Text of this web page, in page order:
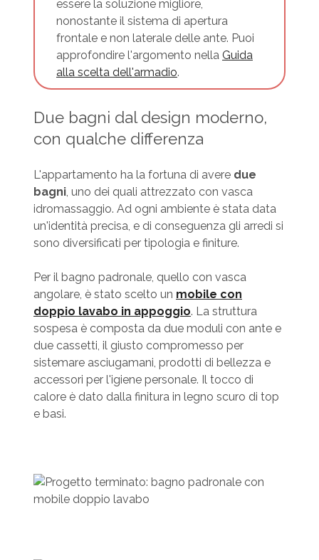
essere la soluzione migliore,
nonostante il sistema di apertura
frontale e non laterale delle ante. Puoi
approfondire l'argomento nella Guida
alla scelta dell'armadio.
Due bagni dal design moderno,
con qualche differenza
L'appartamento ha la fortuna di avere due
bagni, uno dei quali attrezzato con vasca
idromassaggio. Ad ogni ambiente è stata data
un'identità precisa, e di conseguenza gli arredi si
sono diversificati per tipologia e finiture.
Per il bagno padronale, quello con vasca
angolare, è stato scelto un mobile con
doppio lavabo in appoggio. La struttura
sospesa è composta da due moduli con ante e
due cassetti, il giusto compromesso per
sistemare asciugamani, prodotti di bellezza e
accessori per l'igiene personale. Il tocco di
calore è dato dalla finitura in legno scuro di top
e basi.